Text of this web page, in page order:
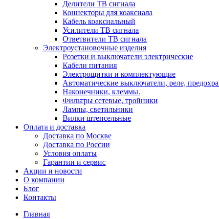
Делители ТВ сигнала
Коннекторы для коаксиала
Кабель коаксиальный
Усилители ТВ сигнала
Ответвители ТВ сигнала
Электроустановочные изделия
Розетки и выключатели электрические
Кабели питания
Электрощитки и комплектующие
Автоматические выключатели, реле,
Наконечники, клеммы.
Фильтры сетевые, тройники
Лампы, светильники
Вилки штепсельные
Оплата и доставка
Доставка по Москве
Доставка по России
Условия оплаты
Гарантии и сервис
Акции и новости
О компании
Блог
Контакты
Главная